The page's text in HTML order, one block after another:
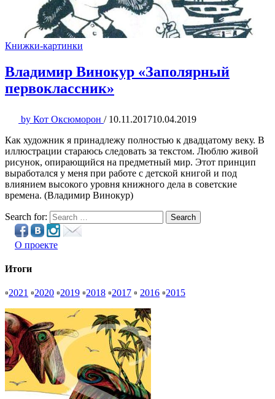
Книжки-картинки
Владимир Винокур «Заполярный
первоклассник»
by Кот Оксюморон / 10.11.201710.04.2019
Как художник я принадлежу полностью к двадцатому веку. В
иллюстрации стараюсь следовать за текстом. Люблю живой
рисунок, опирающийся на предметный мир. Этот принцип
выработался у меня при работе с детской книгой и под
влиянием высокого уровня книжного дела в советские
времена. (Владимир Винокур)
Search for: Search
О проекте
Итоги
▫2021 ▫2020 ▫2019 ▫2018 ▫2017 ▫ 2016 ▫2015